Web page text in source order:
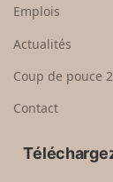
e
u
p
a
Emplois
Actualités
Coup de pouce
Contact